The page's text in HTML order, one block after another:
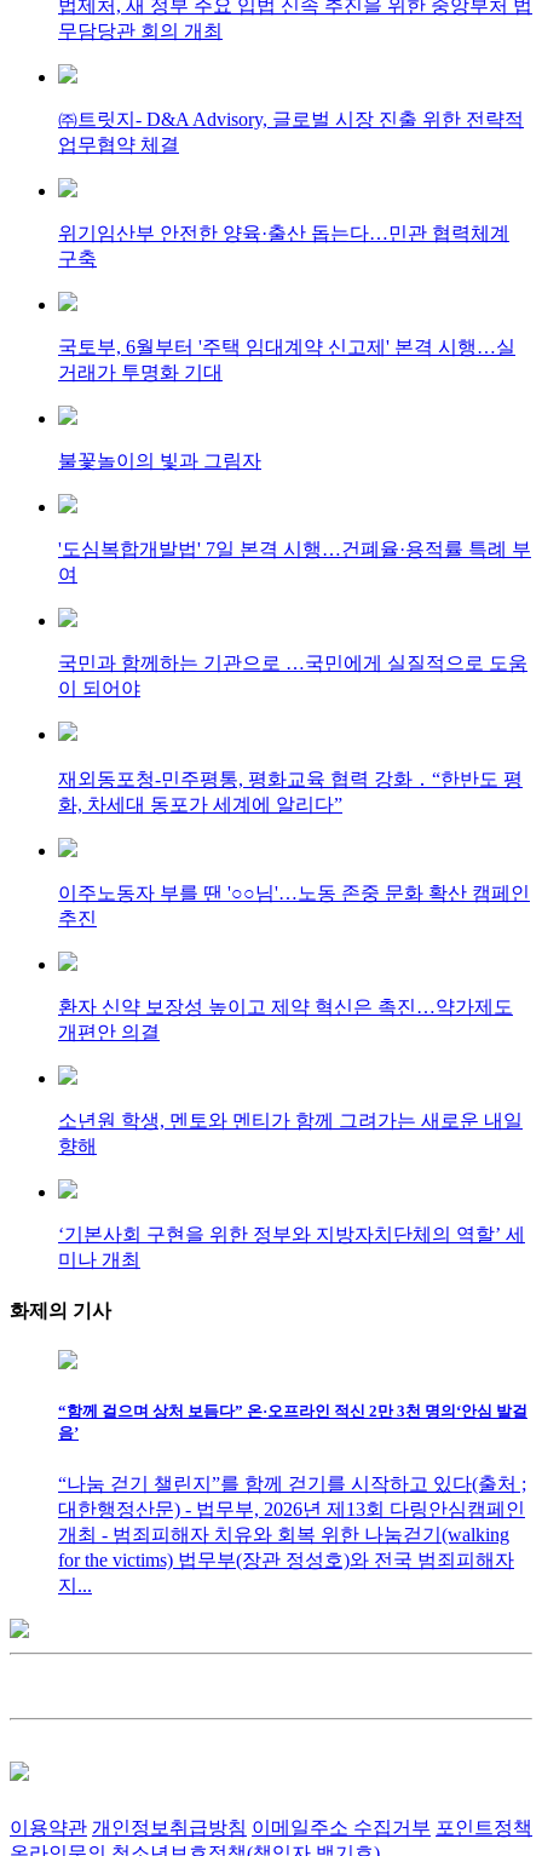
법제처, 새 정부 주요 입법 신속 추진을 위한 중앙부처 법
무담당관 회의 개최
㈜트릿지- D&A Advisory, 글로벌 시장 진출 위한 전략적
업무협약 체결
위기임산부 안전한 양육·출산 돕는다…민관 협력체계
구축
국토부, 6월부터 '주택 임대계약 신고제' 본격 시행…실
거래가 투명화 기대
불꽃놀이의 빛과 그림자
'도심복합개발법' 7일 본격 시행…건폐율·용적률 특례 부
여
국민과 함께하는 기관으로 …국민에게 실질적으로 도움
이 되어야
재외동포청-민주평통, 평화교육 협력 강화 ․ “한반도 평
화, 차세대 동포가 세계에 알리다”
이주노동자 부를 땐 '○○님'…노동 존중 문화 확산 캠페인
추진
환자 신약 보장성 높이고 제약 혁신은 촉진…약가제도
개편안 의결
소년원 학생, 멘토와 멘티가 함께 그려가는 새로운 내일
향해
‘기본사회 구현을 위한 정부와 지방자치단체의 역할’ 세
미나 개최
화제의 기사
“함께 걸으며 상처 보듬다” 온·오프라인 적신 2만 3천 명의‘안심 발걸
음’
“나눔 걷기 챌린지”를 함께 걷기를 시작하고 있다(출처 ;
대한행정산문) - 법무부, 2026년 제13회 다링안심캠페인
개최 - 범죄피해자 치유와 회복 위한 나눔걷기(walking
for the victims) 법무부(장관 정성호)와 전국 범죄피해자
지...
이용약관 개인정보취급방침 이메일주소 수집거부 포인트정책